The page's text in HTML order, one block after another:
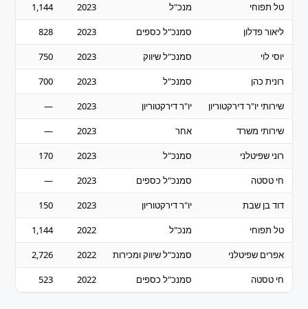
טל תפוחי
מנכ"ל 2023
1,144
ליאור פדלון
סמנכ"ל כספים 2023
828
יוסי לוי
סמנכ"ל שיווק 2023
750
רונית כהן
סמנכ"ל 2023
700
שירותי יו"ר דירקטוריון
יו"ר דירקטוריון 2023
—
שירותי משרד
אחר 2023
—
רוני שפיטלני
סמנכ"ל 2023
170
חי טסטה
סמנכ"ל כספים 2023
—
דוד בן שבת
יו"ר דירקטוריון 2023
150
טל תפוחי
מנכ"ל 2022
1,144
אפרים שפיטלני
סמנכ"ל שיווק ומכירות 2022
2,726
חי טסטה
סמנכ"ל כספים 2022
523